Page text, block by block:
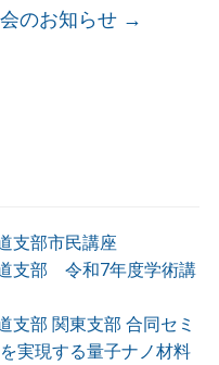
支部市民講座
支部 令和7年度学術講
部 関東支部 合同セミ
実現する量子ナノ材料
のお知らせ →